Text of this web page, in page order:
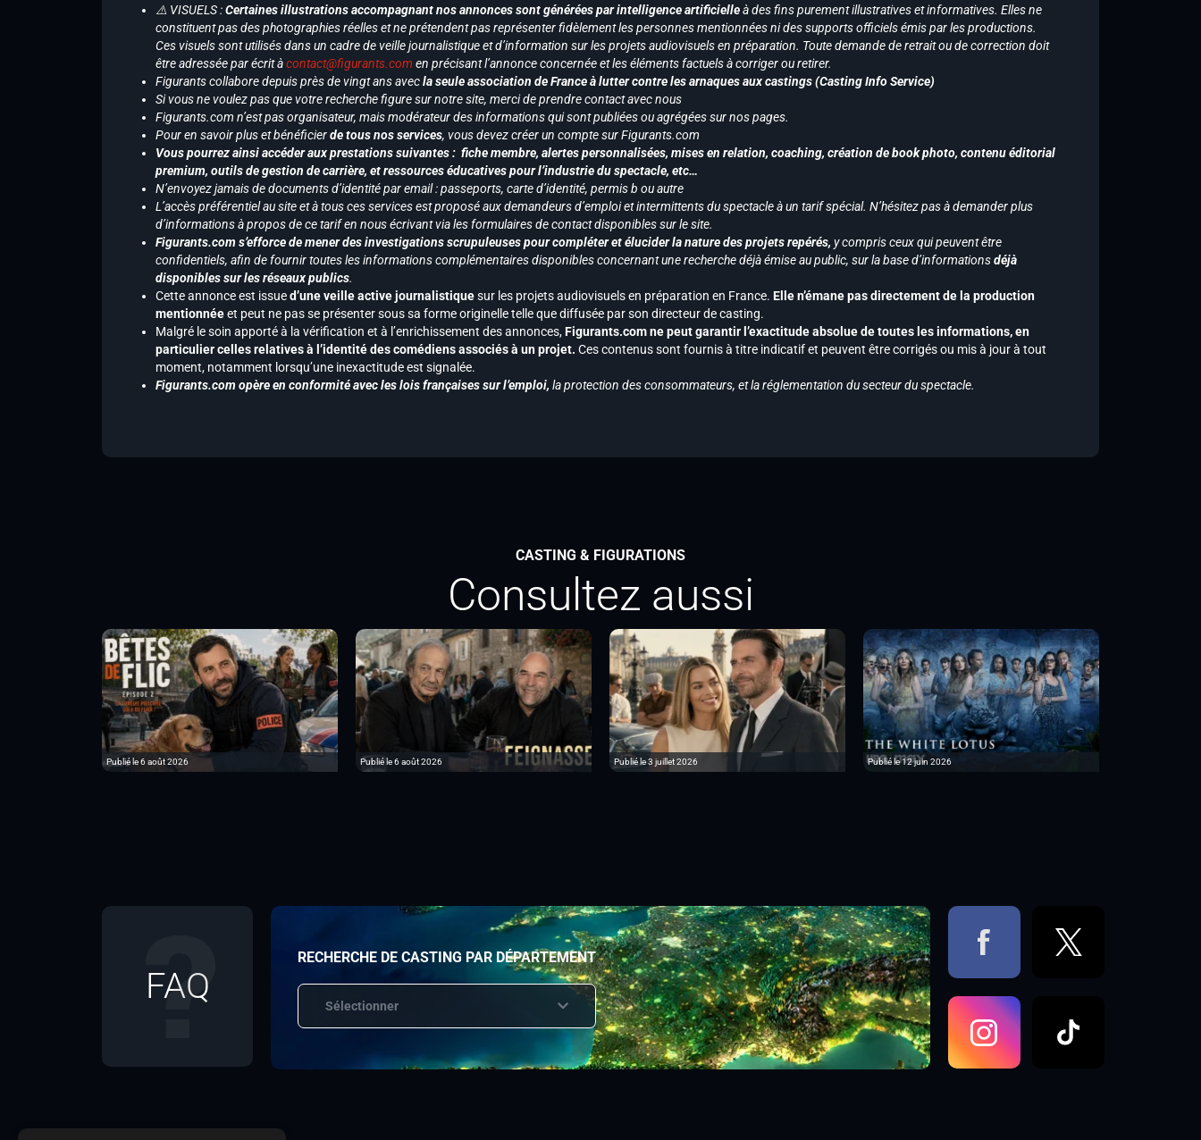
⚠️ VISUELS :Certaines illustrations accompagnant nos annonces sont générées par intelligence artificielleà des fins purement illustratives et informatives. Elles ne
constituent pas des photographies réelles et ne prétendent pas représenter fidèlement les personnes mentionnées ni des supports officiels émis par les productions.
Ces visuels sont utilisés dans un cadre de veille journalistique et d’information sur les projets audiovisuels en préparation. Toute demande de retrait ou de correction doit
être adressée par écrit àcontact@figurants.com en précisant l’annonce concernée et les éléments factuels à corriger ou retirer.
Figurants collabore depuis près de vingt ans avecla seule association de France à lutter contre les arnaques aux castings (Casting Info Service)
Si vous ne voulez pas que votre recherche figure sur notre site, merci de prendre contact avec nous
Figurants.com n’est pas organisateur, mais modérateur des informations qui sont publiées ou agrégées sur nos pages.
Pour en savoir plus et bénéficierde tous nos services, vous devez créer un compte sur Figurants.com
Vous pourrez ainsi accéder aux prestations suivantes : fiche membre, alertes personnalisées, mises en relation, coaching, création de book photo, contenu éditorial
premium, outils de gestion de carrière, et ressources éducatives pour l’industrie du spectacle, etc…
N’envoyez jamais de documents d’identité par email : passeports, carte d’identité, permis b ou autre
L’accès préférentiel au site et à tous ces services est proposé aux demandeurs d’emploi et intermittents du spectacle à un tarif spécial. N’hésitez pas à demander plus
d’informations à propos de ce tarif en nous écrivant via les formulaires de contact disponibles sur le site.
Figurants.com s’efforce de mener des investigations scrupuleuses pour compléter et élucider la nature des projets repérés, y compris ceux qui peuvent être
confidentiels, afin de fournir toutes les informations complémentaires disponibles concernant une recherche déjà émise au public, sur la base d’informationsdéjà
disponibles sur les réseaux publics.
Cette annonce est issued’une veille active journalistiquesur les projets audiovisuels en préparation en France. Elle n’émane pas directement de la production
mentionnéeet peut ne pas se présenter sous sa forme originelle telle que diffusée par son directeur de casting.
Malgré le soin apporté à la vérification et à l’enrichissement des annonces,Figurants.com ne peut garantir l’exactitude absolue de toutes les informations, en
particulier celles relatives à l’identité des comédiens associés à un projet. Ces contenus sont fournis à titre indicatif et peuvent être corrigés ou mis à jour à tout
moment, notamment lorsqu’une inexactitude est signalée.
Figurants.com opère en conformité avec les lois françaises sur l’emploi, la protection des consommateurs, et la réglementation du secteur du spectacle.
CASTING & FIGURATIONS
Consultez aussi
Publié le 6 août 2026 Publié le 6 août 2026 Publié le 3 juillet 2026 Publié le 12 juin 2026
FAQ
RECHERCHE DE CASTING PAR DÉPARTEMENT
Sélectionner